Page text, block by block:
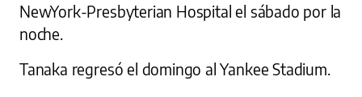
NewYork-Presbyterian Hospital el sábado por la
noche.
Tanaka regresó el domingo al Yankee Stadium.